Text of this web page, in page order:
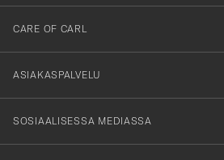
dig
till
vårt
nyhetsbrev!
CARE OF CARL
ASIAKASPALVELU
SOSIAALISESSA MEDIASSA